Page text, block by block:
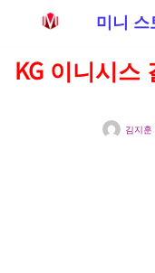
텐
미니 스
KG 이니시스
김지